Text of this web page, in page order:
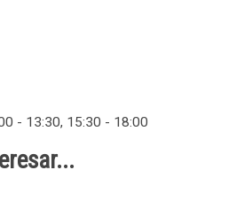
- 13:30, 15:30 - 18:00